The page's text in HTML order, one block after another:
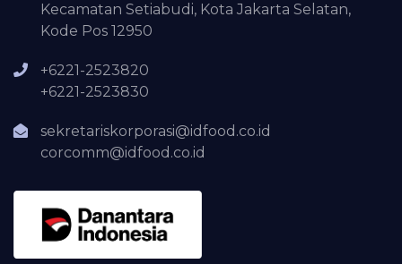
Kecamatan Setiabudi, Kota Jakarta Selatan,
Kode Pos 12950
+6221-2523820
+6221-2523830
sekretariskorporasi@idfood.co.id
corcomm@idfood.co.id